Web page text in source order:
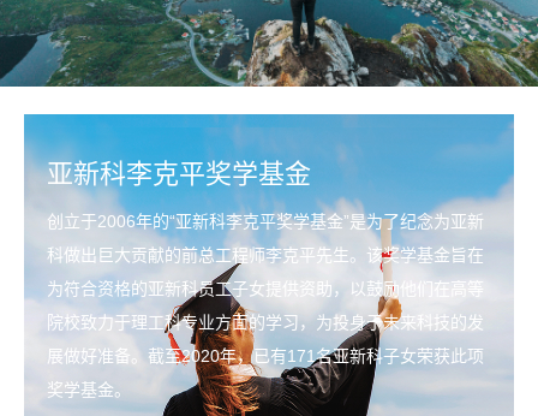
亚新科李克平奖学基金
创立于2006年的“亚新科李克平奖学基金”是为了纪念为亚新
科做出巨大贡献的前总工程师李克平先生。该奖学基金旨在
为符合资格的亚新科员工子女提供资助，以鼓励他们在高等
院校致力于理工科专业方面的学习，为投身于未来科技的发
展做好准备。截至2020年，已有171名亚新科子女荣获此项
奖学基金。